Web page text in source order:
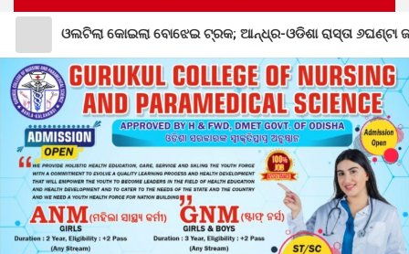
ବୋଝେଇ ଟ୍ରକ; ଆନ୍ଧ୍ର-ଓଡିଶା ରାସ୍ତା ୬ଘଣ୍ଟା ଜାମ